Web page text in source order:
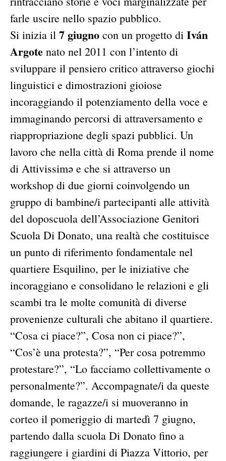
farle uscire nello spazio pubblico.
Si inizia il 7 giugno con un progetto di Iván
Argote nato nel 2011 con l’intento di
sviluppare il pensiero critico attraverso giochi
linguistici e dimostrazioni gioiose
incoraggiando il potenziamento della voce e
immaginando percorsi di attraversamento e
riappropriazione degli spazi pubblici. Un
lavoro che nella città di Roma prende il nome
di Attivissimə e che si attraverso un
workshop di due giorni coinvolgendo un
gruppo di bambine/i partecipanti alle attività
del doposcuola dell’Associazione Genitori
Scuola Di Donato, una realtà che costituisce
un punto di riferimento fondamentale nel
quartiere Esquilino, per le iniziative che
incoraggiano e consolidano le relazioni e gli
scambi tra le molte comunità di diverse
provenienze culturali che abitano il quartiere.
“Cosa ci piace?”, Cosa non ci piace?”,
“Cos’è una protesta?”, “Per cosa potremmo
protestare?”, “Lo facciamo collettivamente o
personalmente?”. Accompagnate/i da queste
domande, le ragazze/i si muoveranno in
corteo il pomeriggio di martedì 7 giugno,
partendo dalla scuola Di Donato fino a
raggiungere i giardini di Piazza Vittorio, per